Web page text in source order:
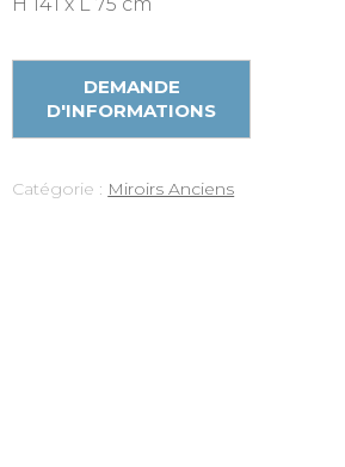
Catégorie : Miroirs Anciens